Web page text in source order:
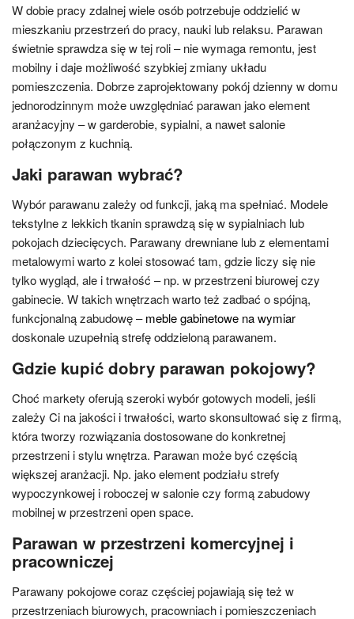
W dobie pracy zdalnej wiele osób potrzebuje oddzielić w
mieszkaniu przestrzeń do pracy, nauki lub relaksu. Parawan
świetnie sprawdza się w tej roli – nie wymaga remontu, jest
mobilny i daje możliwość szybkiej zmiany układu
pomieszczenia. Dobrze zaprojektowany pokój dzienny w domu
jednorodzinnym może uwzględniać parawan jako element
aranżacyjny – w garderobie, sypialni, a nawet salonie
połączonym z kuchnią.
Jaki parawan wybrać?
Wybór parawanu zależy od funkcji, jaką ma spełniać. Modele
tekstylne z lekkich tkanin sprawdzą się w sypialniach lub
pokojach dziecięcych. Parawany drewniane lub z elementami
metalowymi warto z kolei stosować tam, gdzie liczy się nie
tylko wygląd, ale i trwałość – np. w przestrzeni biurowej czy
gabinecie. W takich wnętrzach warto też zadbać o spójną,
funkcjonalną zabudowę –meble gabinetowe na wymiar
doskonale uzupełnią strefę oddzieloną parawanem.
Gdzie kupić dobry parawan pokojowy?
Choć markety oferują szeroki wybór gotowych modeli, jeśli
zależy Ci na jakości i trwałości, warto skonsultować się z firmą,
która tworzy rozwiązania dostosowane do konkretnej
przestrzeni i stylu wnętrza. Parawan może być częścią
większej aranżacji. Np. jako element podziału strefy
wypoczynkowej i roboczej w salonie czy formą zabudowy
mobilnej w przestrzeni open space.
Parawan w przestrzeni komercyjnej i
pracowniczej
Parawany pokojowe coraz częściej pojawiają się też w
przestrzeniach biurowych, pracowniach i pomieszczeniach